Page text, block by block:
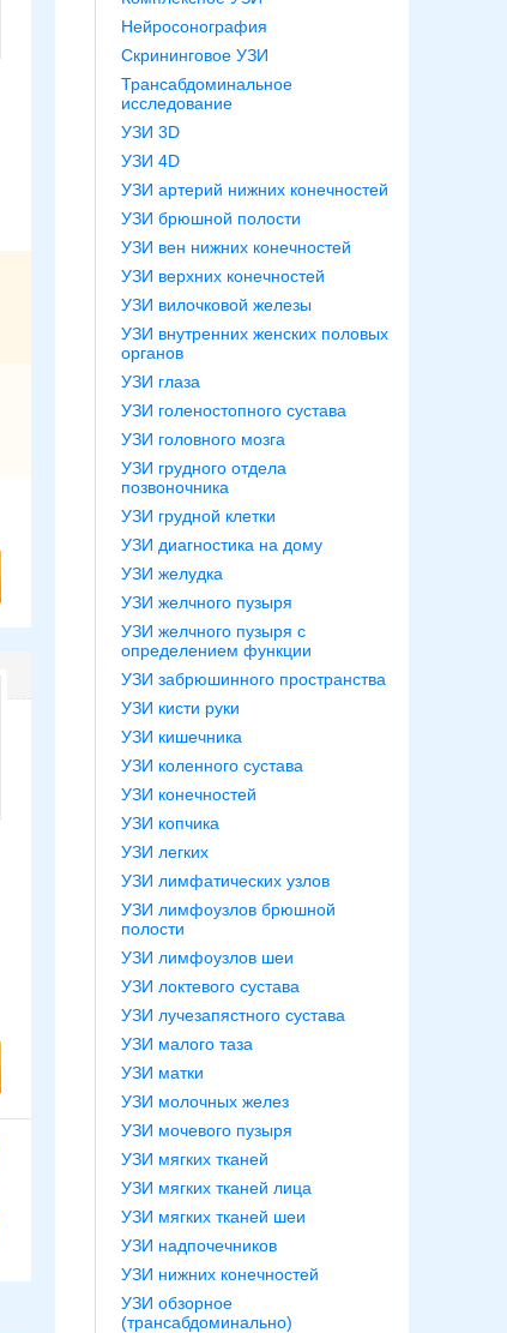
Нейросонография
Скрининговое УЗИ
Трансабдоминальное
исследование
УЗИ 3D
УЗИ 4D
УЗИ артерий нижних конечностей
УЗИ брюшной полости
УЗИ вен нижних конечностей
УЗИ верхних конечностей
УЗИ вилочковой железы
УЗИ внутренних женских половых
органов
УЗИ глаза
УЗИ голеностопного сустава
УЗИ головного мозга
УЗИ грудного отдела
позвоночника
УЗИ грудной клетки
УЗИ диагностика на дому
УЗИ желудка
УЗИ желчного пузыря
УЗИ желчного пузыря с
определением функции
УЗИ забрюшинного пространства
УЗИ кисти руки
УЗИ кишечника
УЗИ коленного сустава
УЗИ конечностей
УЗИ копчика
УЗИ легких
УЗИ лимфатических узлов
УЗИ лимфоузлов брюшной
полости
УЗИ лимфоузлов шеи
УЗИ локтевого сустава
УЗИ лучезапястного сустава
УЗИ малого таза
УЗИ матки
УЗИ молочных желез
УЗИ мочевого пузыря
УЗИ мягких тканей
УЗИ мягких тканей лица
УЗИ мягких тканей шеи
УЗИ надпочечников
УЗИ нижних конечностей
УЗИ обзорное
(трансабдоминально)